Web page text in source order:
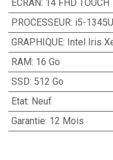
ECRAN: 14 FHD TOUCH
PROCESSEUR: i5-1345U
GRAPHIQUE: Intel Iris
RAM: 16 Go
SSD: 512 Go
Etat: Neuf
Garantie: 12 Mois